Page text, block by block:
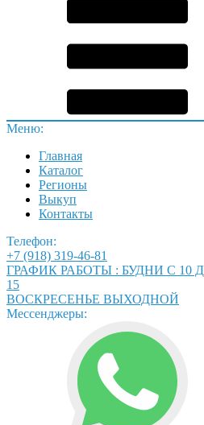
Меню:
Главная
Каталог
Регионы
Выкуп
Контакты
Телефон:
+7 (918) 319-46-81
ГРАФИК РАБОТЫ : БУДНИ С 10
15
ВОСКРЕСЕНЬЕ ВЫХОДНОЙ
Мессенджеры: